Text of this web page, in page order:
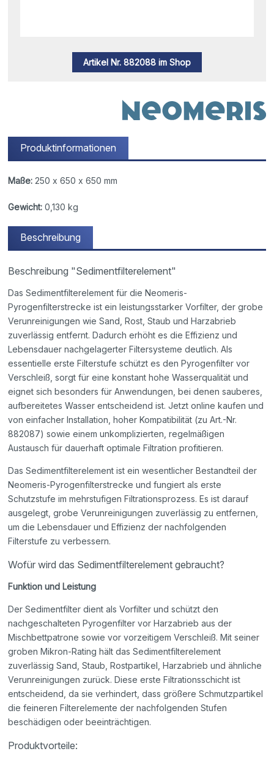
Artikel Nr. 882088 im Shop
Produktinformationen
Maße: 250 x 650 x 650 mm
Gewicht: 0,130 kg
Beschreibung
Beschreibung "Sedimentfilterelement"
Das Sedimentfilterelement für die Neomeris-
Pyrogenfilterstrecke ist ein leistungsstarker Vorfilter, der grobe
Verunreinigungen wie Sand, Rost, Staub und Harzabrieb
zuverlässig entfernt. Dadurch erhöht es die Effizienz und
Lebensdauer nachgelagerter Filtersysteme deutlich. Als
essentielle erste Filterstufe schützt es den Pyrogenfilter vor
Verschleiß, sorgt für eine konstant hohe Wasserqualität und
eignet sich besonders für Anwendungen, bei denen sauberes,
aufbereitetes Wasser entscheidend ist. Jetzt online kaufen und
von einfacher Installation, hoher Kompatibilität (zu Art.-Nr.
882087) sowie einem unkomplizierten, regelmäßigen
Austausch für dauerhaft optimale Filtration profitieren.
Das Sedimentfilterelement ist ein wesentlicher Bestandteil der
Neomeris-Pyrogenfilterstrecke und fungiert als erste
Schutzstufe im mehrstufigen Filtrationsprozess. Es ist darauf
ausgelegt, grobe Verunreinigungen zuverlässig zu entfernen,
um die Lebensdauer und Effizienz der nachfolgenden
Filterstufe zu verbessern.
Wofür wird das Sedimentfilterelement gebraucht?
Funktion und Leistung
Der Sedimentfilter dient als Vorfilter und schützt den
nachgeschalteten Pyrogenfilter vor Harzabrieb aus der
Mischbettpatrone sowie vor vorzeitigem Verschleiß. Mit seiner
groben Mikron-Rating hält das Sedimentfilterelement
zuverlässig Sand, Staub, Rostpartikel, Harzabrieb und ähnliche
Verunreinigungen zurück. Diese erste Filtrationsschicht ist
entscheidend, da sie verhindert, dass größere Schmutzpartikel
die feineren Filterelemente der nachfolgenden Stufen
beschädigen oder beeinträchtigen.
Produktvorteile: